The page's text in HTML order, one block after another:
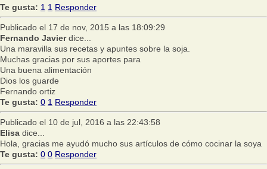
Te gusta: 1 1 Responder
Publicado el 17 de nov, 2015 a las 18:09:29
Fernando Javierdice...
Una maravilla sus recetas y apuntes sobre la soja.
Muchas gracias por sus aportes para
Una buena alimentación
Dios los guarde
Fernando ortiz
Te gusta: 0 1 Responder
Publicado el 10 de jul, 2016 a las 22:43:58
Elisa dice...
Hola, gracias me ayudó mucho sus artículos de cómo cocinar la soya
Te gusta: 0 0 Responder